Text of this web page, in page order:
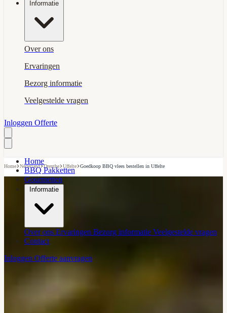
Informatie
Over ons
Ervaringen
Bezorg informatie
Veelgestelde vragen
Inloggen Offerte
Home
BBQ Pakketten
Gourmetten
Informatie
Over ons Ervaringen Bezorg informatie Veelgestelde vragen
Contact
Inloggen Offerte aanvragen
Home›Nederland›Drenthe›Uffelte›Goedkoop BBQ vlees bestellen in Uffelte